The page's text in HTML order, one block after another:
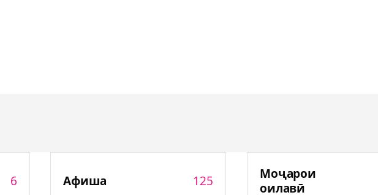
6 Афиша 125
Моҷарои
оилавӣ